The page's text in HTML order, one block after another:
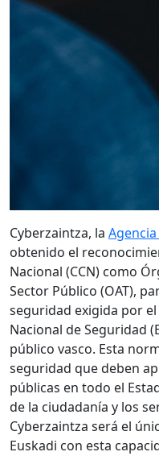
Cyberzaintza, la
obtenido el
Nacional (CCN) como
Sector Público (OAT),
seguridad exigida por
Nacional de Seguridad
público vasco. Esta
seguridad que deben
públicas en todo el
de la ciudadanía y los
Cyberzaintza será el
Euskadi con esta